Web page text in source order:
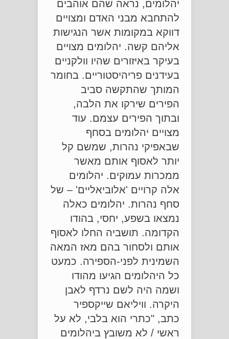
יהלומים, נראה שהם אוהבים
להתחבא מבני האדם ומצויים
דווקא במקומות אשר הנגישות
אליהם קשה. יהלומים מצויים
בעיקר באיזורים שהיו וולקניים
בעידנים פריהיסטוריים. בחומר
המותך שהתקשה סביב
הפירים שירקו את הלבה,
ובתוך הפירים עצמם. עוד
מצויים יהלומים בסחף
שבאפיקי נהרות, שמשם קל
יותר לאסוף אותם מאשר
ממכרות עמוקים. יהלומים
אלה קרויים 'אלוביאליים' – של
סחף נהרות. יהלומים כאלה
נמצאו בשפע, יחסי, בהודו
הקדומה. תושביה החלו לאסוף
אותם ולסחור בהם מאז המאה
השמינית לפני-הספירה. כמעט
כל היהלומים הגיעו מהודו
ושמה היה לשם נרדף לאבן
היקרה. וויליאם שייקספיר
כתב, "כתרי הוא בלבי, לא על
ראשי / לא משובץ ביהלומים